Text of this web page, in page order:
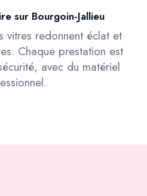
sur Bourgoin-Jallieu
vitres redonnent éclat et
Chaque prestation est
avec du matériel